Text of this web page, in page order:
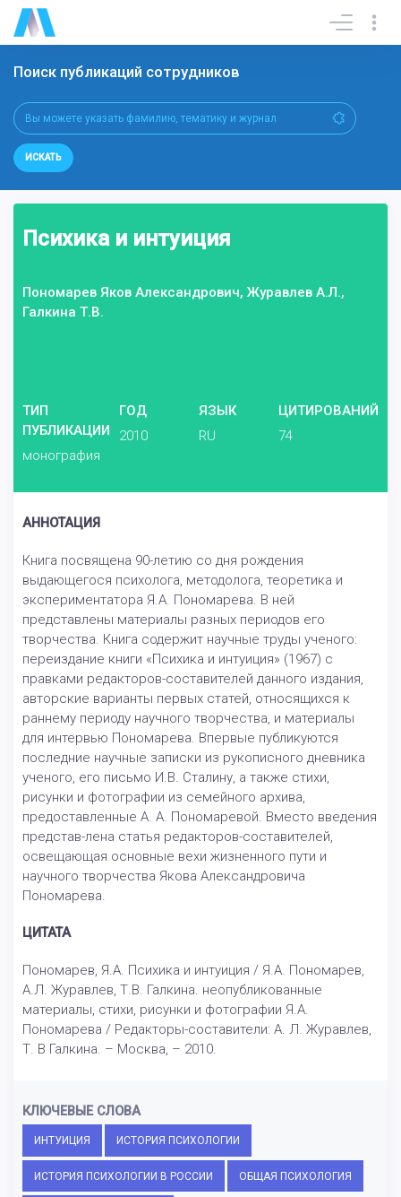
Поиск публикаций сотрудников
ИСКАТЬ
Психика и интуиция
Пономарев Яков Александрович, Журавлев А.Л.,
Галкина Т.В.
ТИП
ПУБЛИКАЦИИ
монография
ГОД
2010
ЯЗЫК
RU
ЦИТИРОВАНИЙ
74
АННОТАЦИЯ
Книга посвящена 90-летию со дня рождения
выдающегося психолога, методолога, теоретика и
экспериментатора Я.А. Пономарева. В ней
представлены материалы разных периодов его
творчества. Книга содержит научные труды ученого:
переиздание книги «Психика и интуиция» (1967) с
правками редакторов-составителей данного издания,
авторские варианты первых статей, относящихся к
раннему периоду научного творчества, и материалы
для интервью Пономарева. Впервые публикуются
последние научные записки из рукописного дневника
ученого, его письмо И.В. Сталину, а также стихи,
рисунки и фотографии из семейного архива,
предоставленные А. А. Пономаревой. Вместо введения
представ-лена статья редакторов-составителей,
освещающая основные вехи жизненного пути и
научного творчества Якова Александровича
Пономарева.
ЦИТАТА
Пономарев, Я.А. Психика и интуиция / Я.А. Пономарев,
А.Л. Журавлев, Т.В. Галкина. неопубликованные
материалы, стихи, рисунки и фотографии Я.А.
Пономарева / Редакторы-составители: А. Л. Журавлев,
Т. В Галкина. – Москва, – 2010.
КЛЮЧЕВЫЕ СЛОВА
ИНТУИЦИЯ ИСТОРИЯ ПСИХОЛОГИИ
ИСТОРИЯ ПСИХОЛОГИИ В РОССИИ ОБЩАЯ ПСИХОЛОГИЯ